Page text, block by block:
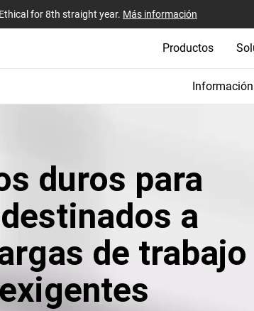
for 8th straight year. Más información
Productos
duros para
a
de trabajo